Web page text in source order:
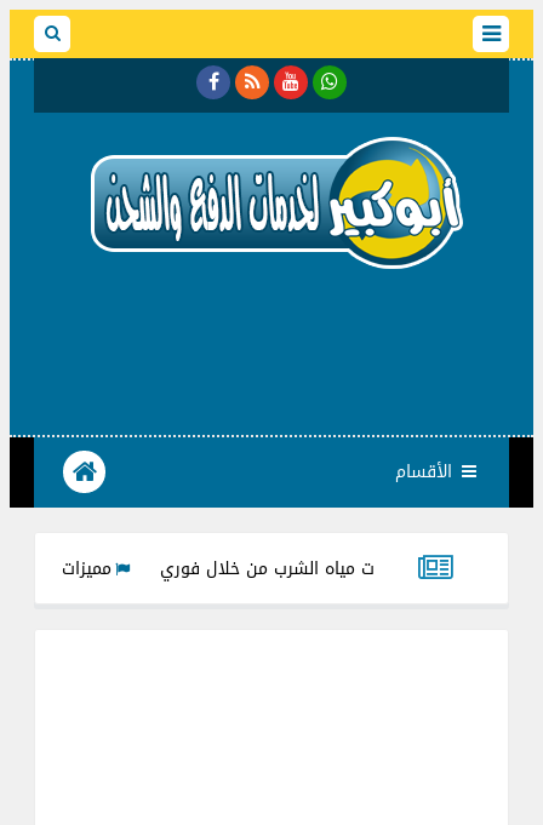
الأقسام
شركات مياه الشرب من خلال فوري مميزات وعيوب عداد مياه